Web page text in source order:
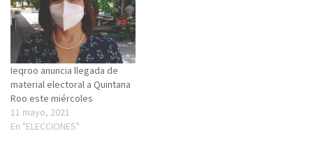
Ieqroo anuncia llegada de
material electoral a Quintana
Roo este miércoles
11 mayo, 2021
En "ELECCIONES"